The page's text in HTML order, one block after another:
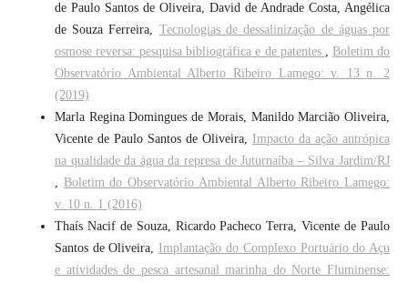
de Paulo Santos de Oliveira, David de Andrade Costa, Angélica
de Souza Ferreira, Tecnologias de dessalinização de águas por
osmose reversa: pesquisa bibliográfica e de patentes , Boletim do
Observatório Ambiental Alberto Ribeiro Lamego: v. 13 n. 2
(2019)
Marla Regina Domingues de Morais, Manildo Marcião Oliveira,
Vicente de Paulo Santos de Oliveira, Impacto da ação antrópica
na qualidade da água da represa de Juturnaíba – Silva Jardim/RJ
, Boletim do Observatório Ambiental Alberto Ribeiro Lamego:
v. 10 n. 1 (2016)
Thaís Nacif de Souza, Ricardo Pacheco Terra, Vicente de Paulo
Santos de Oliveira, Implantação do Complexo Portuário do Açu
e atividades de pesca artesanal marinha do Norte Fluminense: